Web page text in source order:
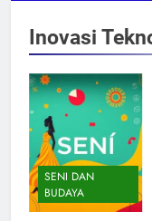
Inovasi
SENI DAN
BUDAYA